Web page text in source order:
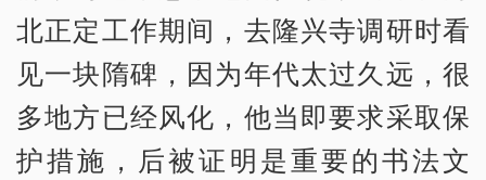
北正定工作期间，去隆兴寺调研时看
见一块隋碑，因为年代太过久远，很
多地方已经风化，他当即要求采取保
护措施，后被证明是重要的书法文